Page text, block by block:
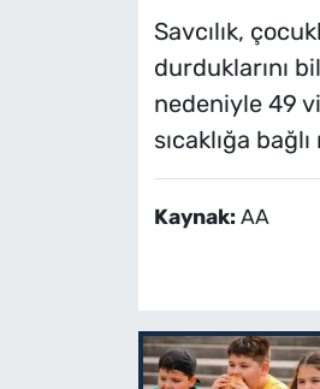
Savcılık,
durduklarını
nedeniyle 49
sıcaklığa
Kaynak: AA